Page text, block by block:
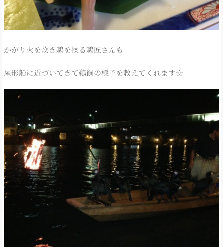
かがり火を炊き鵜を操る鵜匠さんも
屋形船に近づいてきて鵜飼の様子を教えてくれます☆